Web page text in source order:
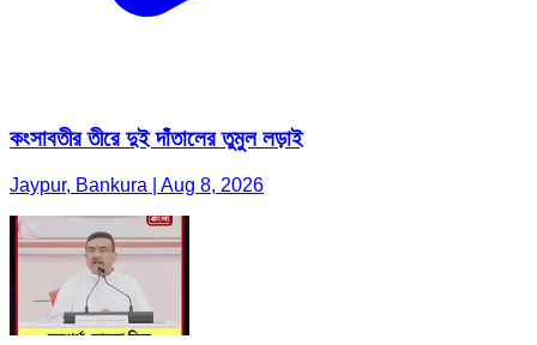
কংসাবতীর তীরে দুই দাঁতালের তুমুল লড়াই
Jaypur, Bankura | Aug 8, 2026